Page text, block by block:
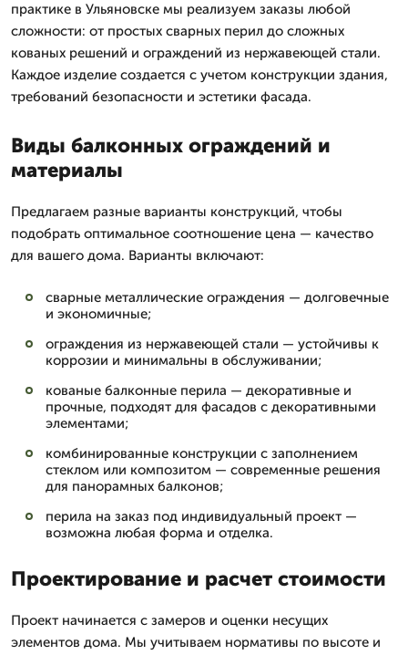
практике в Ульяновске мы реализуем заказы любой
сложности: от простых сварных перил до сложных
кованых решений и ограждений из нержавеющей стали.
Каждое изделие создается с учетом конструкции здания,
требований безопасности и эстетики фасада.
Виды балконных ограждений и
материалы
Предлагаем разные варианты конструкций, чтобы
подобрать оптимальное соотношение цена — качество
для вашего дома. Варианты включают:
сварные металлические ограждения — долговечные
и экономичные;
ограждения из нержавеющей стали — устойчивы к
коррозии и минимальны в обслуживании;
кованые балконные перила — декоративные и
прочные, подходят для фасадов с декоративными
элементами;
комбинированные конструкции с заполнением
стеклом или композитом — современные решения
для панорамных балконов;
перила на заказ под индивидуальный проект —
возможна любая форма и отделка.
Проектирование и расчет стоимости
Проект начинается с замеров и оценки несущих
элементов дома. Мы учитываем нормативы по высоте и